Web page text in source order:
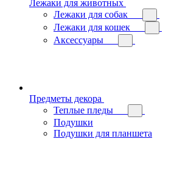
Лежаки для животных
Лежаки для собак
Лежаки для кошек
Аксессуары
Предметы декора
Теплые пледы
Подушки
Подушки для планшета